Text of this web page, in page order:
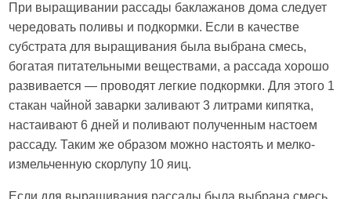
При выращивании рассады баклажанов дома следует
чередовать поливы и подкормки. Если в качестве
субстрата для выращивания была выбрана смесь,
богатая питательными веществами, а рассада хорошо
развивается — проводят легкие подкормки. Для этого 1
стакан чайной заварки заливают 3 литрами кипятка,
настаивают 6 дней и поливают полученным настоем
рассаду. Таким же образом можно настоять и мелко-
измельченную скорлупу 10 яиц.
Если для выращивания рассады была выбрана смесь,